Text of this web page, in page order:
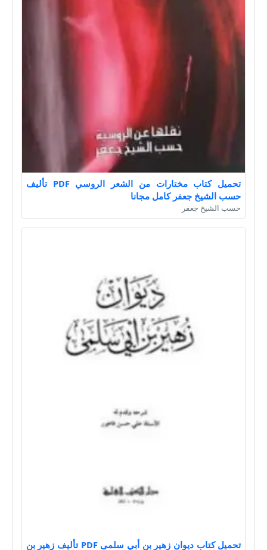
تحميل كتاب مختارات من الشعر الروسي PDF تأليف
حسب الشيخ جعفر كامل مجانا
حسب الشيخ جعفر
تحميل كتاب ديوان زهير بن أبي سلمى PDF تأليف زهير بن